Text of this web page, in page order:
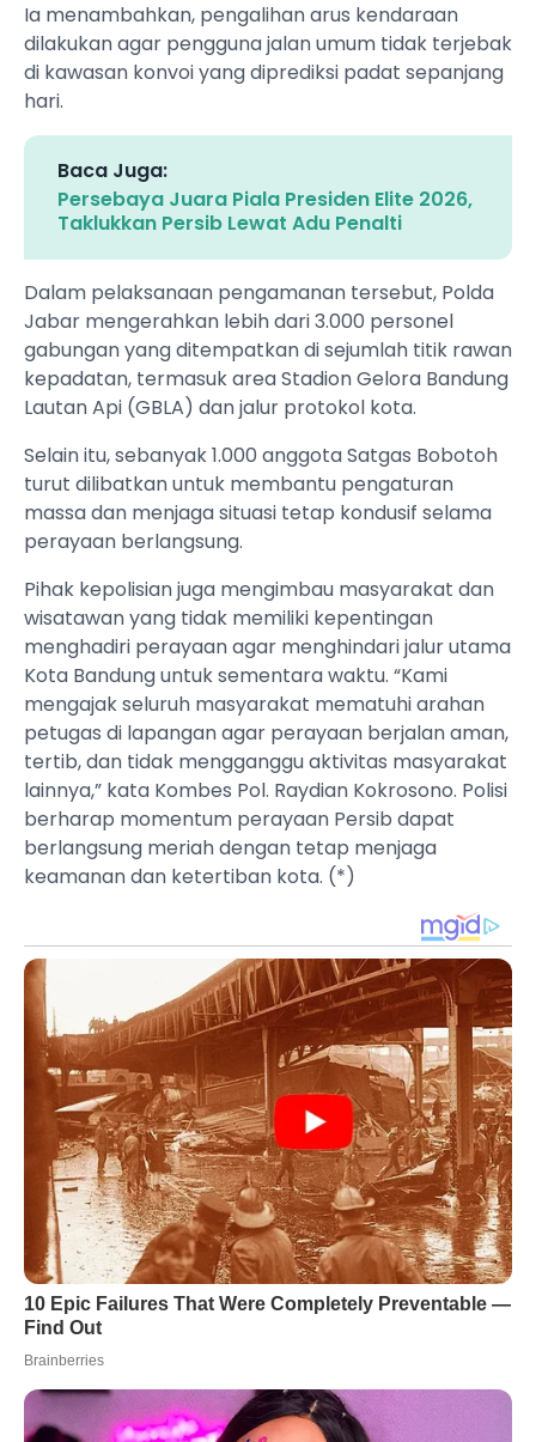
Ia menambahkan, pengalihan arus kendaraan
dilakukan agar pengguna jalan umum tidak terjebak
di kawasan konvoi yang diprediksi padat sepanjang
hari.
Baca Juga:
Persebaya Juara Piala Presiden Elite 2026,
Taklukkan Persib Lewat Adu Penalti
Dalam pelaksanaan pengamanan tersebut, Polda
Jabar mengerahkan lebih dari 3.000 personel
gabungan yang ditempatkan di sejumlah titik rawan
kepadatan, termasuk area Stadion Gelora Bandung
Lautan Api (GBLA) dan jalur protokol kota.
Selain itu, sebanyak 1.000 anggota Satgas Bobotoh
turut dilibatkan untuk membantu pengaturan
massa dan menjaga situasi tetap kondusif selama
perayaan berlangsung.
Pihak kepolisian juga mengimbau masyarakat dan
wisatawan yang tidak memiliki kepentingan
menghadiri perayaan agar menghindari jalur utama
Kota Bandung untuk sementara waktu. “Kami
mengajak seluruh masyarakat mematuhi arahan
petugas di lapangan agar perayaan berjalan aman,
tertib, dan tidak mengganggu aktivitas masyarakat
lainnya,” kata Kombes Pol. Raydian Kokrosono. Polisi
berharap momentum perayaan Persib dapat
berlangsung meriah dengan tetap menjaga
keamanan dan ketertiban kota. (*)